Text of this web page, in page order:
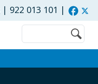
| 922 013 101 |
Buscar